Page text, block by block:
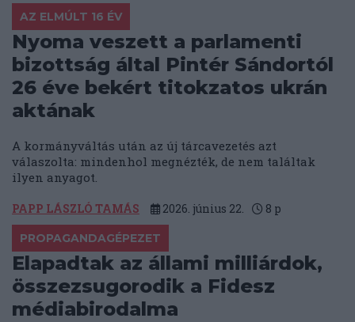
AZ ELMÚLT 16 ÉV
Nyoma veszett a parlamenti
bizottság által Pintér Sándortól
26 éve bekért titokzatos ukrán
aktának
A kormányváltás után az új tárcavezetés azt
válaszolta: mindenhol megnézték, de nem találtak
ilyen anyagot.
PAPP LÁSZLÓ TAMÁS 2026. június 22. 8 p
PROPAGANDAGÉPEZET
Elapadtak az állami milliárdok,
összezsugorodik a Fidesz
médiabirodalma